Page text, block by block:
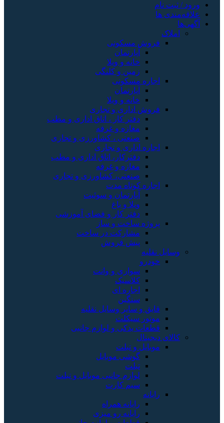
ورود / ثبت نام
علاقه‌مندی ها
آگهی‌ها
املاک
فروش مسکونی
آپارتمان
خانه و ویلا
زمین و کلنگی
اجاره مسکونی
آپارتمان
خانه و ویلا
فروش اداری و تجاری
دفتر کار ، اتاق اداری و مطب
مغازه و غرفه
صنعتی ، کشاورزی و تجاری
اجاره اداری و تجاری
دفترکار، اتاق اداری و مطب
مغازه و غرفه
صنعتی، کشاورزی و تجاری
اجاره کوتاه مدت
آپارتمان و سوئیت
ویلا و باغ
دفتر کار و فضای آموزشی
پروژه ساخت و ساز
مشارکت در ساخت
پیش فروش
وسایل نقلیه
خودرو
سواری و وانت
کلاسیک
اجاره ای
سنگین
قایق و سایر وسایل نقلیه
موتور سیکلت
قطعات یدکی و لوازم جانبی
کالای دیجیتال
موبایل و تبلت
گوشی موبایل
تبلت
لوازم جانبی موبایل و تبلت
سیم کارت
رایانه
رایانه همراه
رایانه رو میزی